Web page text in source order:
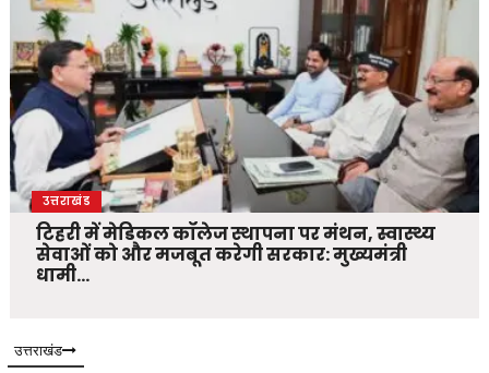
उत्तराखंड
टिहरी में मेडिकल कॉलेज स्थापना पर मंथन, स्वास्थ्य
सेवाओं को और मजबूत करेगी सरकार: मुख्यमंत्री
धामी…
उत्तराखंड